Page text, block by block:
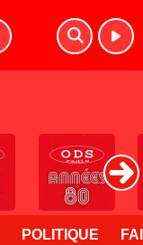
POLITIQUE